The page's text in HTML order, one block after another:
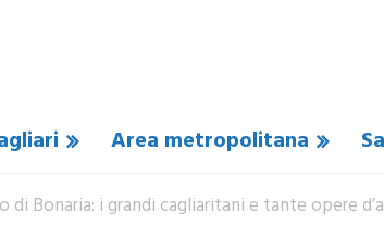
Area metropolitana
di Bonaria: i grandi cagliaritani e tante opere